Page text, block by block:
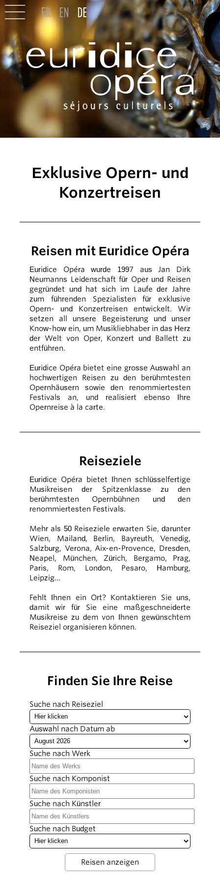
Exklusive Opern- und
Konzertreisen
Reisen mit Euridice Opéra
Euridice Opéra wurde 1997 aus Jan Dirk
Neumanns Leidenschaft für Oper und Reisen
gegründet und hat sich im Laufe der Jahre
zum führenden Spezialisten für exklusive
Opern- und Konzertreisen entwickelt. Wir
setzen all unsere Begeisterung und unser
Know-how ein, um Musikliebhaber in das Herz
der Welt von Oper, Konzert und Ballett zu
entführen.
Euridice Opéra bietet eine grosse Auswahl an
hochwertigen Reisen zu den berühmtesten
Opernhäusern sowie den renommiertesten
Festivals an, und realisiert ebenso Ihre
Opernreise à la carte.
Reiseziele
Euridice Opéra bietet Ihnen schlüsselfertige
Musikreisen der Spitzenklasse zu den
berühmtesten Opernbühnen und den
renommiertesten Festivals.
Mehr als 50 Reiseziele erwarten Sie, darunter
Wien, Mailand, Berlin, Bayreuth, Venedig,
Salzburg, Verona, Aix-en-Provence, Dresden,
Neapel, München, Zürich, Bergamo, Prag,
Paris, Rom, London, Pesaro, Hamburg,
Leipzig…
Fehlt Ihnen ein Ort? Kontaktieren Sie uns,
damit wir für Sie eine maßgeschneiderte
Musikreise zu dem von Ihnen gewünschtem
Reiseziel organisieren können.
Finden Sie Ihre Reise
Suche nach Reiseziel
Auswahl nach Datum ab
Suche nach Werk
Suche nach Komponist
Suche nach Künstler
Suche nach Budget